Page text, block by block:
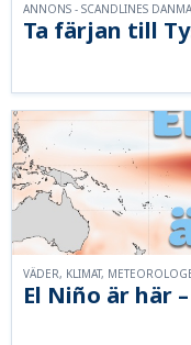
Ta färjan till
ANNONS - SCANDLINES
El Niño är här
VÄDER, KLIMAT,